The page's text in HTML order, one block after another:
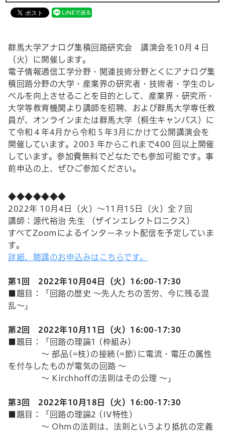
群馬大学アナログ集積回路研究会 講演会を10月４日
（火）に開催します。
電子情報通信工学分野・関連技術分野とくにアナログ集
積回路分野の大学・産業界の研究者・技術者・学生のレ
ベルを向上させることを目的として、産業界・研究所・
大学等教育機関より講師を招聘、および群馬大学専任教
員が、オンラインまたは群馬大学（桐生キャンパス）に
て令和４年4月から令和５年3月にかけて公開講演会を
開催しています。2003 年からこれまで400 回以上開催
しています。参加費無料でどなたでも参加可能です。事
前申込の上、ぜひご参加ください。
◆◆◆◆◆◆◆
2022年 10月4日（火）～11月15日（火）全７回
講師：源代裕治 先生 （ザインエレクトロニクス）
すべてZoomによるインターネット配信を予定していま
す。
詳細、聴講のお申込みはこちらです。
第1回 2022年10月04日（火）16:00-17:30
■題目：「回路の歴史 ～先人たちの苦労、今に残る混
乱～」
第2回 2022年10 月 11 日（火） 16:00-17:30
■題目：「回路の理論1 (枠組み)
～ 部品(=枝)の接続(=節)に電流・電圧の属性
を付与したものが電気の回路 ～
～ Kirchhoffの法則はその公理 ～」
第3回 2022年10 月 18 日（火） 16:00-17:30
■題目：「回路の理論2 (IV特性 )
～ Ohm の法則は、法則というより抵抗の定義